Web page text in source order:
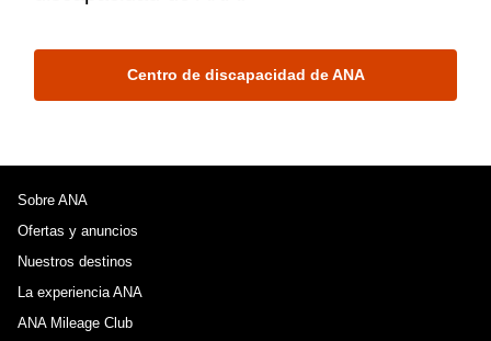
Centro de discapacidad de ANA
Sobre ANA
Ofertas y anuncios
Nuestros destinos
La experiencia ANA
ANA Mileage Club